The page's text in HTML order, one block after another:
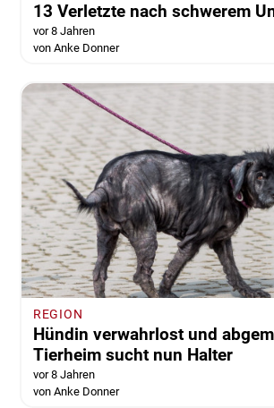
13 Verletzte nach schwerem
vor 8 Jahren
von Anke Donner
REGION
Hündin verwahrlost und
Tierheim sucht nun Halter
vor 8 Jahren
von Anke Donner